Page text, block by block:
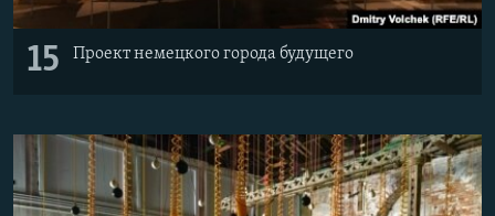
15 Проект немецкого города будущего